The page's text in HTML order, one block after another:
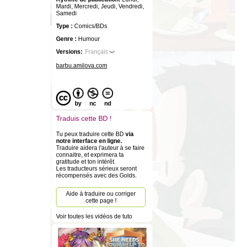
Mardi, Mercredi, Jeudi, Vendredi,
Samedi
Type : Comics/BDs
Genre : Humour
Versions: Français
barbu.amilova.com
by nc nd
Traduis cette BD !
Tu peux traduire cette BD via
notre interface en ligne.
Traduire aidera l'auteur à se faire
connaitre, et exprimera ta
gratitude et ton intérêt.
Les traducteurs sérieux seront
récompensés avec des Golds.
Aide à traduire ou corriger
cette page !
Voir toutes les vidéos de tuto